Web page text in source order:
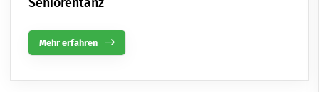
Mehr erfahren